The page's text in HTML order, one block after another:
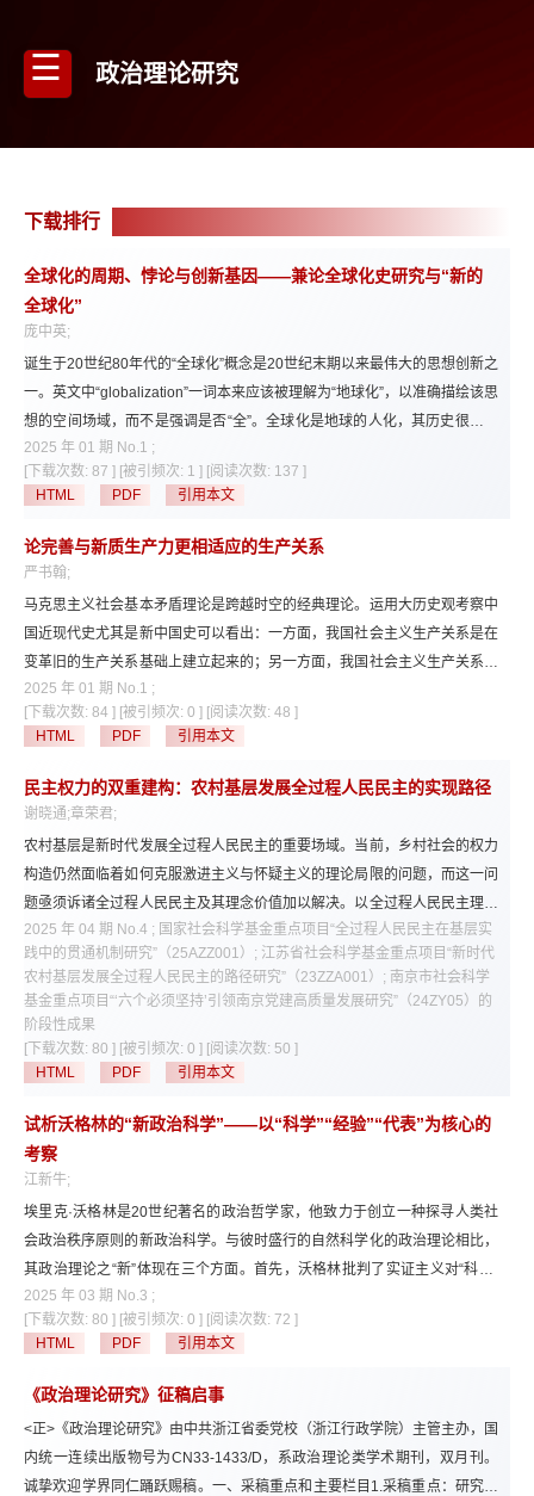
政治理论研究
下载排行
全球化的周期、悖论与创新基因——兼论全球化史研究与“新的
全球化”
庞中英;
诞生于20世纪80年代的“全球化”概念是20世纪末期以来最伟大的思想创新之
一。英文中“globalization”一词本来应该被理解为“地球化”，以准确描绘该思
想的空间场域，而不是强调是否“全”。全球化是地球的人化，其历史很长。
重量级的历史学家和经济学家分别写出了许多“全球化史”，马克思主义理论
中也蕴藏着丰富的全球化思想和全球化史观。当前，“全球化史”的新阶段，
即“新的全球化”议题引发学界广泛关注。各种“全球化史”均表明，全球化是
常新的，具有创新的基因。全球化史是由长短不一的许许多多的“全球化周
期”组成的。世界史上每一个周期的全球化都有其内在的复合困境和多重悖
论。“全球化悖论”的最终克服是通过创新。当前，我们正处在人类历史上“新
的全球化”周期的开端。驱动“新的全球化”的一个最明显力量是新的工业革
命，尤其是人工智能革命。
2025 年 01 期 No.1 ;
[下载次数: 87 ] [被引频次: 1 ] [阅读次数: 137 ]
HTML
PDF 引用本文
论完善与新质生产力更相适应的生产关系
严书翰;
马克思主义社会基本矛盾理论是跨越时空的经典理论。运用大历史观考察中
国近现代史尤其是新中国史可以看出：一方面，我国社会主义生产关系是在
变革旧的生产关系基础上建立起来的；另一方面，我国社会主义生产关系总
体上是适应生产力发展的，但还需要调整和改革。新时代，以习近平同志为
核心的党中央坚持全面深化改革，不仅根据生产关系要适应生产力状况的规
律，对生产关系进行调整和改革并取得历史性成就，而且提出了“发展新质
生产力”和“完善与新质生产力更相适应的生产关系”的重要论断。坚持运用系
统观念把握完善与新质生产力更相适应的生产关系，决定了我们要构建高水
平社会主义市场经济体制，这是生产力和生产关系矛盾运动发展到现阶段的
必然要求；也决定了我们要加快构建新发展格局，这是生产力与生产关系相
统一，以及外部环境和内部状况相互作用下对完善与新质生产力更相适应的
生产关系提出的客观要求。完善与新质生产力更相适应的生产关系，既是对
马克思主义社会基本矛盾理论的深刻把握，也是对马克思主义生产方式理论
的重大发展。
2025 年 01 期 No.1 ;
[下载次数: 84 ] [被引频次: 0 ] [阅读次数: 48 ]
HTML
PDF 引用本文
民主权力的双重建构：农村基层发展全过程人民民主的实现路径
谢晓通;章荣君;
农村基层是新时代发展全过程人民民主的重要场域。当前，乡村社会的权力
构造仍然面临着如何克服激进主义与怀疑主义的理论局限的问题，而这一问
题亟须诉诸全过程人民民主及其理念价值加以解决。以全过程人民民主理念
为切入点，探讨农村基层民主的权力构成及其权力关系，并进一步厘清民主
结构和民主环节优化的基本内容和内在逻辑。这一过程既涉及对民主概念中
的本源性问题的扩展，也涉及全过程人民民主在权力获得与权力行使上的界
分。农村基层民主的制度优化需要权力获得与权力行使的双重建构来为其提
供必要的逻辑框架，并在发展全过程人民民主的过程中赋予自身重要的精神
要义。在阐明全过程人民民主基本内涵的基础上，权力获得与权力行使双重
民主创设前提和条件。而在未来的具体建构上，吸纳协商民主、引入权责清
单以及推行微自治则是实现农村基层民主内外部结构平衡的理想路径。
2025 年 04 期 No.4 ; 国家社会科学基金重点项目“全过程人民民主在基层实
践中的贯通机制研究”（25AZZ001）; 江苏省社会科学基金重点项目“新时代
农村基层发展全过程人民民主的路径研究”（23ZZA001）; 南京市社会科学
基金重点项目“‘六个必须坚持’引领南京党建高质量发展研究”（24ZY05）的
阶段性成果
[下载次数: 80 ] [被引频次: 0 ] [阅读次数: 50 ]
HTML
PDF 引用本文
试析沃格林的“新政治科学”——以“科学”“经验”“代表”为核心的
考察
江新牛;
埃里克·沃格林是20世纪著名的政治哲学家，他致力于创立一种探寻人类社
会政治秩序原则的新政治科学。与彼时盛行的自然科学化的政治理论相比，
其政治理论之“新”体现在三个方面。首先，沃格林批判了实证主义对“科学”
进行的狭隘化的理解，他试图重新恢复一种“整全的视野”，以多重视角揭示
关于人在社会和历史中存在的秩序原则。其次，沃格林超越了“经验研究”和
“规范研究”二分意义上的“经验”，他强调的经验是指人通过参与、认识“存在
的共同体”的奥秘而获得的精神体验。最后，沃格林丰富了“代表”理论的意
2025 年 03 期 No.3 ;
[下载次数: 80 ] [被引频次: 0 ] [阅读次数: 72 ]
HTML
PDF 引用本文
《政治理论研究》征稿启事
<正>《政治理论研究》由中共浙江省委党校（浙江行政学院）主管主办，国
内统一连续出版物号为CN33-1433/D，系政治理论类学术期刊，双月刊。
诚挚欢迎学界同仁踊跃赐稿。一、采稿重点和主要栏目1.采稿重点：研究阐